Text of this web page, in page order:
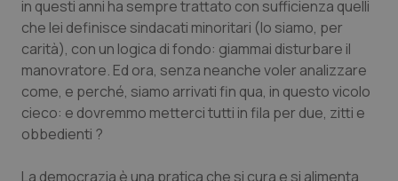
Quotidiano Cardiologia
Quotidiano Chirurgia
Quotidiano Oncologia
Quotidiano Pediatria
in questi anni ha sempre trattato con sufficienza quelli
che lei definisce sindacati minoritari (lo siamo, per
carità), con un logica di fondo: giammai disturbare il
manovratore. Ed ora, senza neanche voler analizzare
come, e perché, siamo arrivati fin qua, in questo vicolo
cieco: e dovremmo metterci tutti in fila per due, zitti e
obbedienti ?
La democrazia è una pratica che si cura e si alimenta